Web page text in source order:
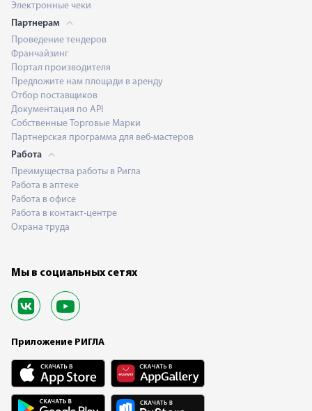
Электронные чеки
Партнерам
Проведение тендеров
Франчайзинг
Портал производителя
Предложите нам площади в аренду
Отбор поставщиков
Документация по API
Собственные Торговые Марки
Партнерская программа для веб-мастеров
Работа
Преимущества работы в Ригла
Работа в аптеке
Работа в офисе
Работа в контакт-центре
Охрана труда
Мы в социальных сетях
Приложение РИГЛА